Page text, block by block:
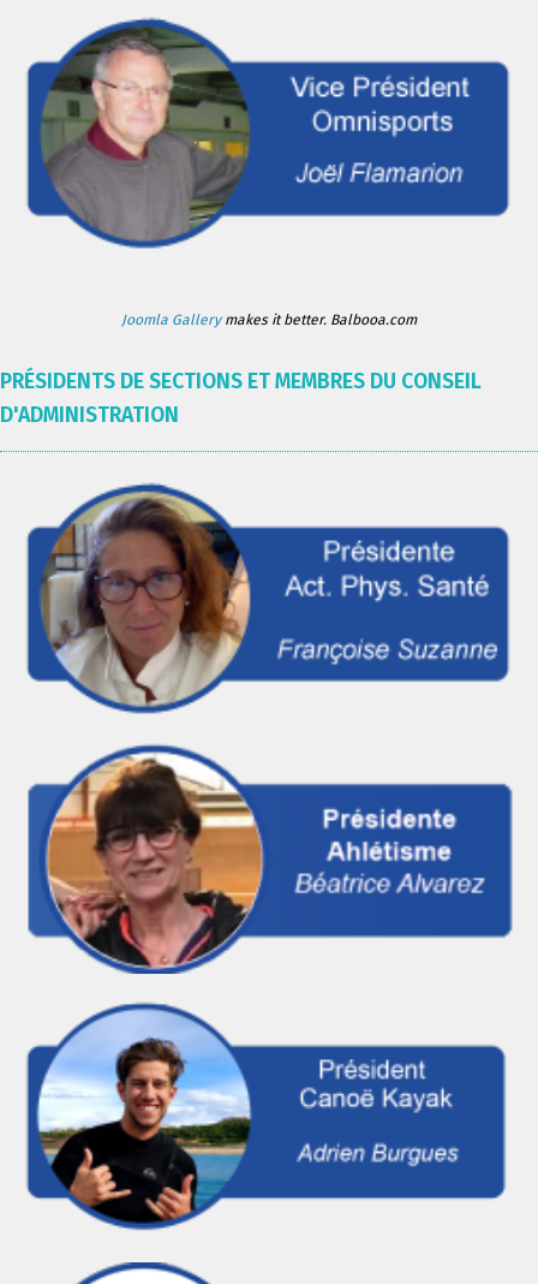
Joomla Gallerymakes it better. Balbooa.com
PRÉSIDENTS DE SECTIONS ET MEMBRES DU CONSEIL
D'ADMINISTRATION